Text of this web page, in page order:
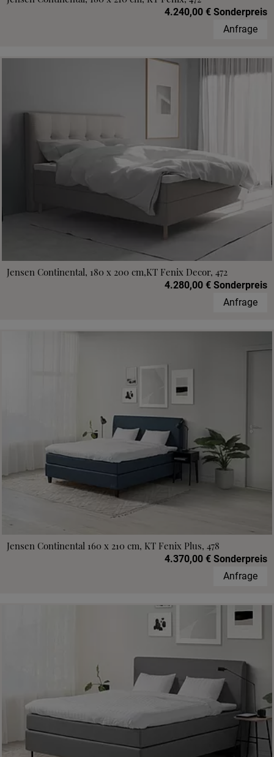
4.240,00 € Sonderpreis
Anfrage
Jensen Continental, 180 x 200 cm,KT Fenix Decor, 472
4.280,00 € Sonderpreis
Anfrage
Jensen Continental 160 x 210 cm, KT Fenix Plus, 478
4.370,00 € Sonderpreis
Anfrage